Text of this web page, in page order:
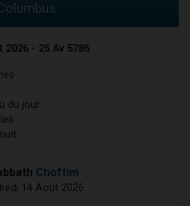
2026 - 25 Av 5786
du jour
Choftim
14 Août 2026